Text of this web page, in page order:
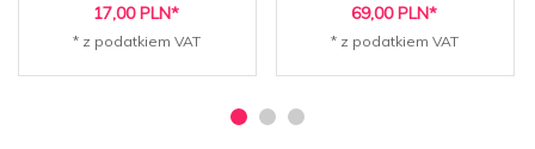
17,00 PLN*
* z podatkiem VAT
69,00 PLN*
* z podatkiem VAT